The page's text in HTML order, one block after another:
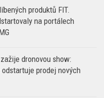
produktů FIT.
na portálech
dronovou show:
prodej nových